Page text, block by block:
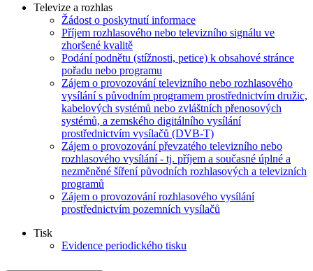
Televize a rozhlas
Žádost o poskytnutí informace
Příjem rozhlasového nebo televizního signálu ve
zhoršené kvalitě
Podání podnětu (stížnosti, petice) k obsahové stránce
pořadu nebo programu
Zájem o provozování televizního nebo rozhlasového
vysílání s původním programem prostřednictvím družic,
kabelových systémů nebo zvláštních přenosových
systémů, a zemského digitálního vysílání
prostřednictvím vysílačů (DVB-T)
Zájem o provozování převzatého televizního nebo
rozhlasového vysílání - tj. příjem a současné úplné a
nezměněné šíření původních rozhlasových a televizních
programů
Zájem o provozování rozhlasového vysílání
prostřednictvím pozemních vysílačů
Tisk
Evidence periodického tisku